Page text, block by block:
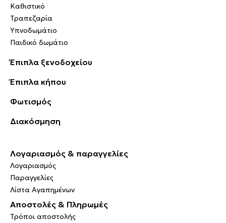
Καθιστικό
Τραπεζαρία
Υπνοδωμάτιο
Παιδικό δωμάτιο
Έπιπλα ξενοδοχείου
Έπιπλα κήπου
Φωτισμός
Διακόσμηση
Λογαριασμός & παραγγελίες
Λογαριασμός
Παραγγελίες
Λίστα Αγαπημένων
Αποστολές & Πληρωμές
Τρόποι αποστολής